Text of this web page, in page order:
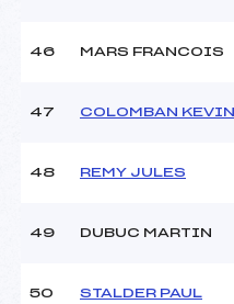
46 MARS FRANCOIS
47 COLOMBAN KEVIN
48 REMY JULES
49 DUBUC MARTIN
50 STALDER PAUL